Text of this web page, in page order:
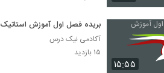
۱۵:۵۵
بریده فصل اول آموزش استاتیک
آکادمی نیک درس
۱۵ بازدید